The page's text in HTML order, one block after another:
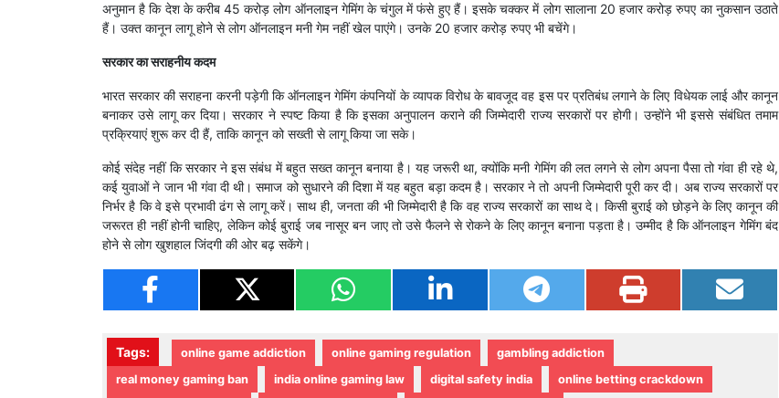
अनुमान है कि देश के करीब 45 करोड़ लोग ऑनलाइन गेमिंग के चंगुल में फंसे हुए हैं। इसके चक्कर में लोग सालाना 20 हजार करोड़ रुपए का नुकसान उठाते
हैं। उक्त कानून लागू होने से लोग ऑनलाइन मनी गेम नहीं खेल पाएंगे। उनके 20 हजार करोड़ रुपए भी बचेंगे।
सरकार का सराहनीय कदम
भारत सरकार की सराहना करनी पड़ेगी कि ऑनलाइन गेमिंग कंपनियों के व्यापक विरोध के बावजूद वह इस पर प्रतिबंध लगाने के लिए विधेयक लाई और कानून
बनाकर उसे लागू कर दिया। सरकार ने स्पष्ट किया है कि इसका अनुपालन कराने की जिम्मेदारी राज्य सरकारों पर होगी। उन्होंने भी इससे संबंधित तमाम
प्रक्रियाएं शुरू कर दी हैं, ताकि कानून को सख्ती से लागू किया जा सके।
कोई संदेह नहीं कि सरकार ने इस संबंध में बहुत सख्त कानून बनाया है। यह जरूरी था, क्योंकि मनी गेमिंग की लत लगने से लोग अपना पैसा तो गंवा ही रहे थे,
कई युवाओं ने जान भी गंवा दी थी। समाज को सुधारने की दिशा में यह बहुत बड़ा कदम है। सरकार ने तो अपनी जिम्मेदारी पूरी कर दी। अब राज्य सरकारों पर
निर्भर है कि वे इसे प्रभावी ढंग से लागू करें। साथ ही, जनता की भी जिम्मेदारी है कि वह राज्य सरकारों का साथ दे। किसी बुराई को छोड़ने के लिए कानून की
जरूरत ही नहीं होनी चाहिए, लेकिन कोई बुराई जब नासूर बन जाए तो उसे फैलने से रोकने के लिए कानून बनाना पड़ता है। उम्मीद है कि ऑनलाइन गेमिंग बंद
होने से लोग खुशहाल जिंदगी की ओर बढ़ सकेंगे।
Tags: online game addiction online gaming regulation
gambling addiction
real money gaming ban
india online gaming law digital safety india
online betting crackdown